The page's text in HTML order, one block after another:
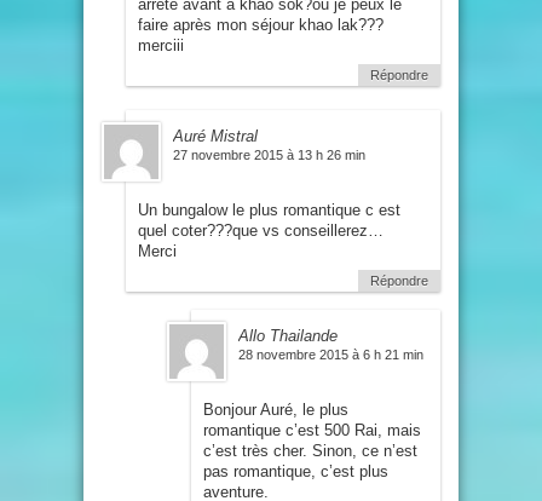
arrêté avant à khao sok?ou je peux le
faire après mon séjour khao lak???
merciii
Répondre
Auré Mistral
27 novembre 2015 à 13 h 26 min
Un bungalow le plus romantique c est
quel coter???que vs conseillerez…
Merci
Répondre
Allo Thailande
28 novembre 2015 à 6 h 21 min
Bonjour Auré, le plus
romantique c’est 500 Rai, mais
c’est très cher. Sinon, ce n’est
pas romantique, c’est plus
aventure.